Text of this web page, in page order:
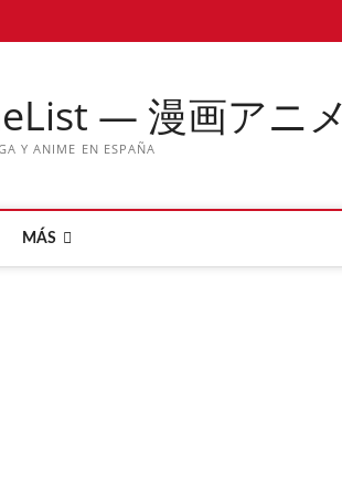
— 漫画アニ
Y ANIME EN ESPAÑA
MÁS